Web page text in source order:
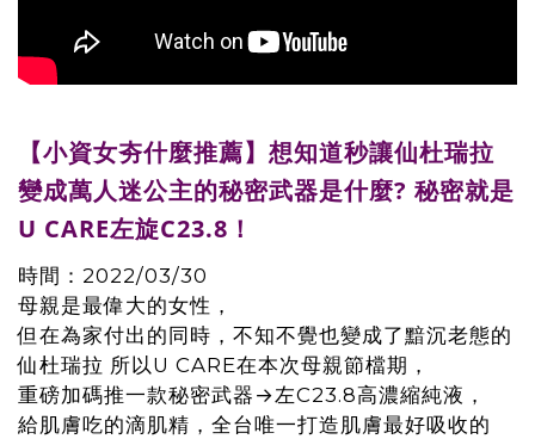
【小資女夯什麼推薦】想知道秒讓仙杜瑞拉
變成萬人迷公主的秘密武器是什麼? 秘密就是
U CARE左旋C23.8！
時間：2022/03/30
母親是最偉大的女性，
但在為家付出的同時，不知不覺也變成了黯沉老態的
仙杜瑞拉 所以U CARE在本次母親節檔期，
重磅加碼推一款秘密武器→左C23.8高濃縮純液，
給肌膚吃的滴肌精，全台唯一打造肌膚最好吸收的